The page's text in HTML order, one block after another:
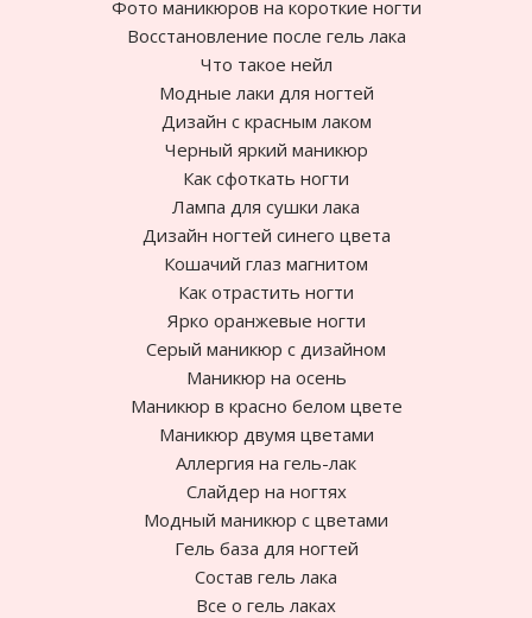
Фото маникюров на короткие ногти
Восстановление после гель лака
Что такое нейл
Модные лаки для ногтей
Дизайн с красным лаком
Черный яркий маникюр
Как сфоткать ногти
Лампа для сушки лака
Дизайн ногтей синего цвета
Кошачий глаз магнитом
Как отрастить ногти
Ярко оранжевые ногти
Cерый маникюр с дизайном
Маникюр на осень
Маникюр в красно белом цвете
Маникюр двумя цветами
Аллергия на гель-лак
Слайдер на ногтях
Модный маникюр с цветами
Гель база для ногтей
Состав гель лака
Все о гель лаках